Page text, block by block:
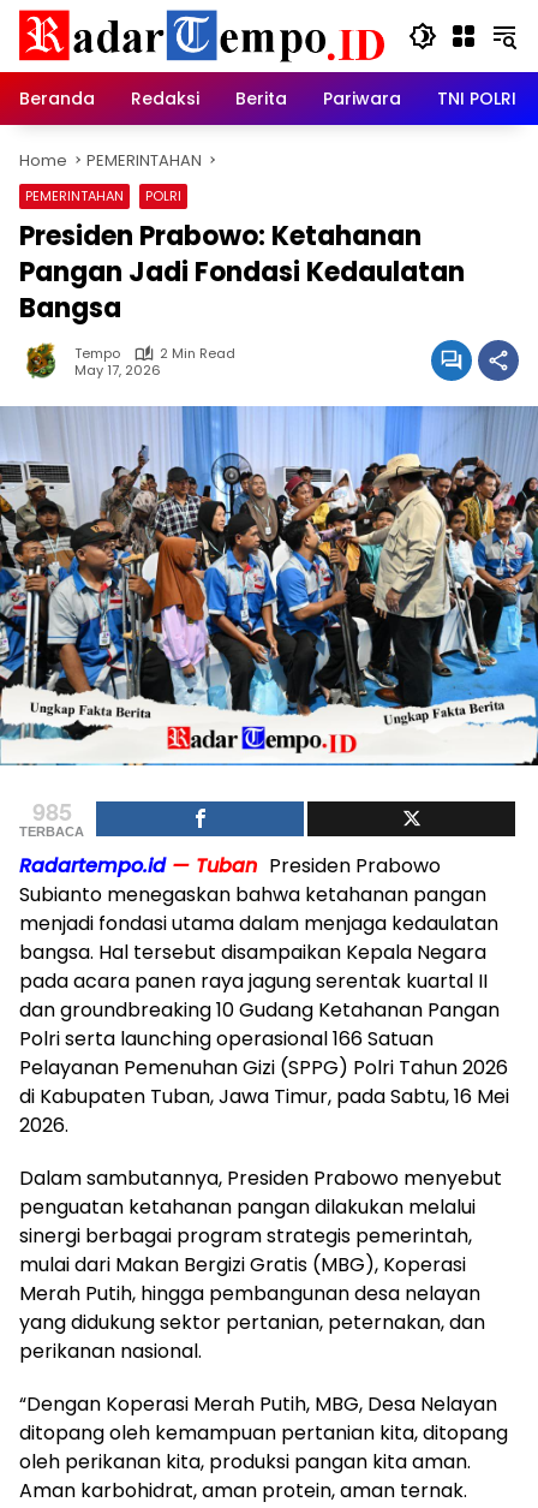
Skip
content
Beranda
Redaksi Berita Pariwara TNI POLRI
Home PEMERINTAHAN
PEMERINTAHAN POLRI
Presiden Prabowo: Ketahanan
Pangan Jadi Fondasi Kedaulatan
Bangsa
Tempo
2 Min Read
May 17, 2026
985
TERBACA
Radartempo.id— Tuban Presiden Prabowo
Subianto menegaskan bahwa ketahanan pangan
menjadi fondasi utama dalam menjaga kedaulatan
bangsa. Hal tersebut disampaikan Kepala Negara
pada acara panen raya jagung serentak kuartal II
dan groundbreaking 10 Gudang Ketahanan Pangan
Polri serta launching operasional 166 Satuan
Pelayanan Pemenuhan Gizi (SPPG) Polri Tahun 2026
di Kabupaten Tuban, Jawa Timur, pada Sabtu, 16 Mei
2026.
Dalam sambutannya, Presiden Prabowo menyebut
penguatan ketahanan pangan dilakukan melalui
sinergi berbagai program strategis pemerintah,
mulai dari Makan Bergizi Gratis (MBG), Koperasi
Merah Putih, hingga pembangunan desa nelayan
yang didukung sektor pertanian, peternakan, dan
perikanan nasional.
“Dengan Koperasi Merah Putih, MBG, Desa Nelayan
ditopang oleh kemampuan pertanian kita, ditopang
oleh perikanan kita, produksi pangan kita aman.
Aman karbohidrat, aman protein, aman ternak.